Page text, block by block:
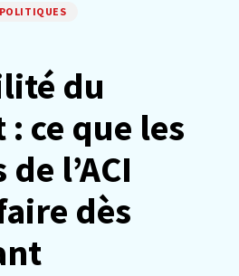
du
ce que les
l’ACI
dès